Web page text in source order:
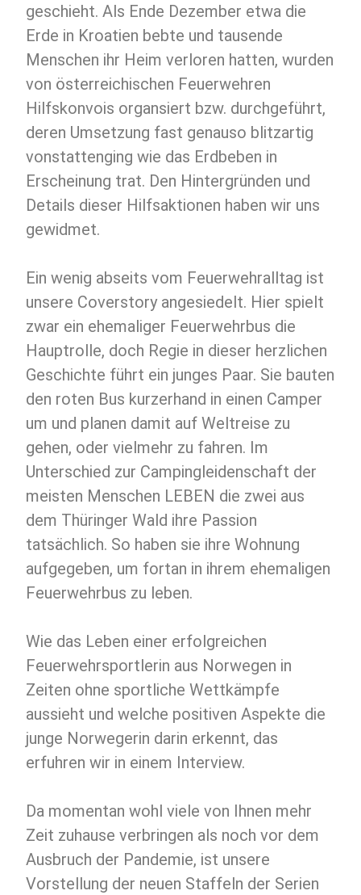
geschieht. Als Ende Dezember etwa die
Erde in Kroatien bebte und tausende
Menschen ihr Heim verloren hatten, wurden
von österreichischen Feuerwehren
Hilfskonvois organsiert bzw. durchgeführt,
deren Umsetzung fast genauso blitzartig
vonstattenging wie das Erdbeben in
Erscheinung trat. Den Hintergründen und
Details dieser Hilfsaktionen haben wir uns
gewidmet.
Ein wenig abseits vom Feuerwehralltag ist
unsere Coverstory angesiedelt. Hier spielt
zwar ein ehemaliger Feuerwehrbus die
Hauptrolle, doch Regie in dieser herzlichen
Geschichte führt ein junges Paar. Sie bauten
den roten Bus kurzerhand in einen Camper
um und planen damit auf Weltreise zu
gehen, oder vielmehr zu fahren. Im
Unterschied zur Campingleidenschaft der
meisten Menschen LEBEN die zwei aus
dem Thüringer Wald ihre Passion
tatsächlich. So haben sie ihre Wohnung
aufgegeben, um fortan in ihrem ehemaligen
Feuerwehrbus zu leben.
Wie das Leben einer erfolgreichen
Feuerwehrsportlerin aus Norwegen in
Zeiten ohne sportliche Wettkämpfe
aussieht und welche positiven Aspekte die
junge Norwegerin darin erkennt, das
erfuhren wir in einem Interview.
Da momentan wohl viele von Ihnen mehr
Zeit zuhause verbringen als noch vor dem
Ausbruch der Pandemie, ist unsere
Vorstellung der neuen Staffeln der Serien